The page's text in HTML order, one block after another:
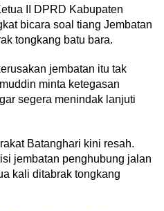
II DPRD Kabupaten
bicara soal tiang Jembatan
tongkang batu bara.
jembatan itu tak
minta ketegasan
segera menindak lanjuti
Batanghari kini resah.
jembatan penghubung jalan
kali ditabrak tongkang